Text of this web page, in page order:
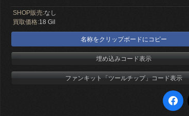
SHOP販売:なし
買取価格:18 Gil
名称をクリップボードにコピー
埋め込みコード表示
ファンキット「ツールチップ」コード表示